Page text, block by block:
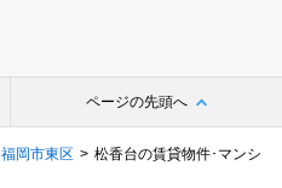
ページの先頭へ
福岡市東区
松香台の賃貸物件･マンシ